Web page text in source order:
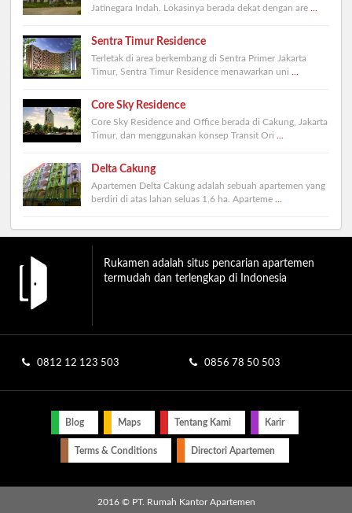
Jatinegara Indah. Lokasinya berada dekat dengan are
Sentra Timur Residence
Terletak di area berkembang di Sentra Primer Jakarta
Timur, Sentra Timur Residence menawarkan uni
Core Sky Residence
Core Sky Residence and Office berada di Cakung, Jakarta
Timur, dan menggunakan konsep Transit Ori
Delta Cakung
Apartemen Delta Cakung adalah sebuah apartemen yang
berdiri di atas lahan seluas 1,6 ha. Aparteme
Rukamen adalah situs pencarian apartemen
termudah dan terlengkap di Indonesia
0812 12 123 503 0856 78 50 503
Blog Maps Tentang Kami Karir
Terms & Conditions Directori Apartemen
2016 © PT. Rumah Kantor Apartemen